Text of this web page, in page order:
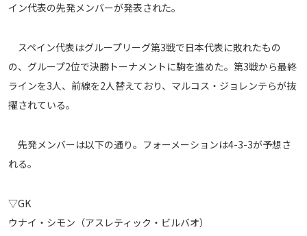
TV
メディアアライアンス
イン代表の先発メンバーが発表された。
スペイン代表はグループリーグ第3戦で日本代表に敗れたもの
の、グループ2位で決勝トーナメントに駒を進めた。第3戦から最終
ラインを3人、前線を2人替えており、マルコス・ジョレンテらが抜
擢されている。
先発メンバーは以下の通り。フォーメーションは4-3-3が予想さ
れる。
▽GK
ウナイ・シモン（アスレティック・ビルバオ）